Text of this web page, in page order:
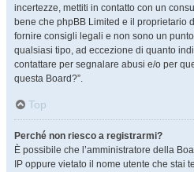
incertezze, mettiti in contatto con un
bene che phpBB Limited e il proprietario
fornire consigli legali e non sono un
qualsiasi tipo, ad eccezione di quanto
contattare per segnalare abusi e/o per
questa Board?”.
Top
Perché non riesco a registrarmi?
È possibile che l’amministratore della
IP oppure vietato il nome utente che stai